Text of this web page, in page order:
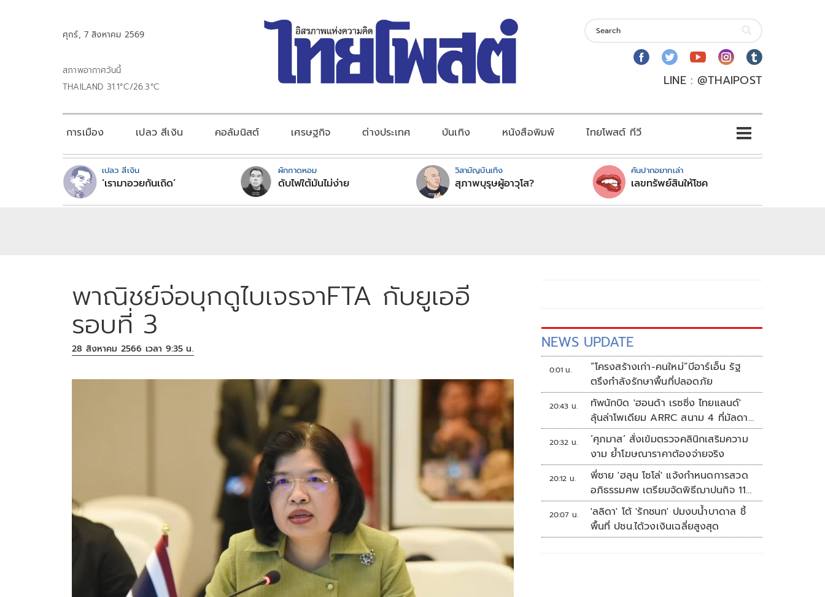
ศุกร์, 7 สิงหาคม 2569
สภาพอากาศวันนี้
THAILAND 31.1°C/26.3°C
LINE : @THAIPOST
การเมือง เปลว สีเงิน คอลัมนิสต์ เศรษฐกิจ ต่างประเทศ บันเทิง หนังสือพิมพ์ ไทยโพสต์ ทีวี
เปลว สีเงิน
‘เรามาอวยกันเถิด’
ผักกาดหอม
ดับไฟใต้มันไม่ง่าย
วิสามัญบันเทิง
สุภาพบุรุษผู้อาวุโส?
คันปากอยากเล่า
เลขทรัพย์สินให้โชค
พาณิชย์จ่อบุกดูไบเจรจาFTA กับยูเออี
รอบที่ 3
28 สิงหาคม 2566 เวลา 9:35 น. NEWS UPDATE
0:01 น.
“โครงสร้างเก่า-คนใหม่”บีอาร์เอ็น รัฐ
ตรึงกำลังรักษาพื้นที่ปลอดภัย
20:43 น.
ทัพนักบิด 'ฮอนด้า เรซซิ่ง ไทยแลนด์'
ลุ้นล่าโพเดียม ARRC สนาม 4 ที่มัลดาลิ
กา
20:32 น.
‘ศุภมาส’ สั่งเข้มตรวจคลินิกเสริมความ
งาม ย้ำโฆษณาราคาต้องจ่ายจริง
20:12 น.
พี่ชาย 'ฮลุน โซโล่' แจ้งกำหนดการสวด
อภิธรรมศพ เตรียมจัดพิธีฌาปนกิจ 11
ส.ค.
20:07 น.
'ลลิดา' โต้ 'รักชนก' ปมงบน้ำบาดาล ชี้
พื้นที่ ปชน.ได้วงเงินเฉลี่ยสูงสุด